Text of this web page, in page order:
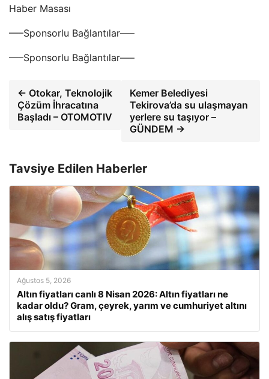
Haber Masası
—–Sponsorlu Bağlantılar—–
—–Sponsorlu Bağlantılar—–
← Otokar, Teknolojik
Çözüm İhracatına
Başladı – OTOMOTIV
Kemer Belediyesi
Tekirova’da su ulaşmayan
yerlere su taşıyor –
GÜNDEM →
Tavsiye Edilen Haberler
Ağustos 5, 2026
Altın fiyatları canlı 8 Nisan 2026: Altın fiyatları ne
kadar oldu? Gram, çeyrek, yarım ve cumhuriyet altını
alış satış fiyatları